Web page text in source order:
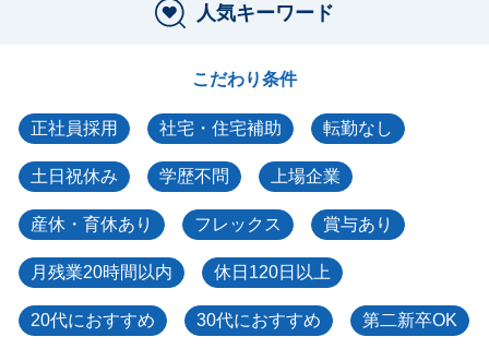
人気キーワード
こだわり条件
正社員採用 社宅・住宅補助 転勤なし
土日祝休み 学歴不問 上場企業
産休・育休あり フレックス 賞与あり
月残業20時間以内 休日120日以上
20代におすすめ 30代におすすめ 第二新卒OK